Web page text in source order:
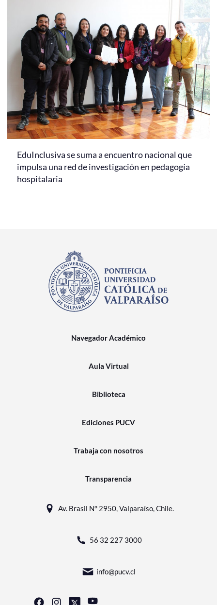
EduInclusiva se suma a encuentro nacional que
impulsa una red de investigación en pedagogía
hospitalaria
Navegador Académico
Aula Virtual
Biblioteca
Ediciones PUCV
Trabaja con nosotros
Transparencia
Av. Brasil N° 2950, Valparaíso, Chile.
56 32 227 3000
info@pucv.cl